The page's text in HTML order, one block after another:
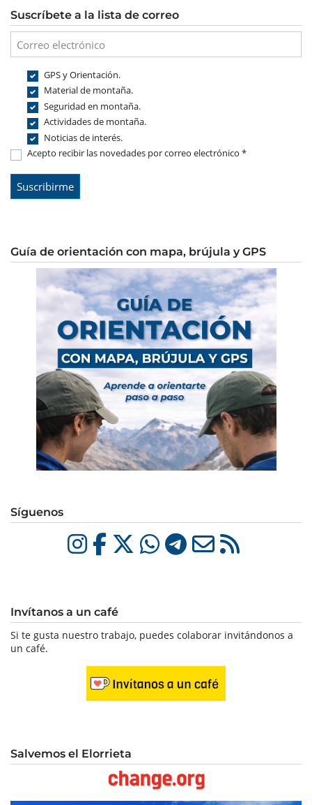
Suscríbete a la lista de correo
GPS y Orientación.
Material de montaña.
Seguridad en montaña.
Actividades de montaña.
Noticias de interés.
Acepto recibir las novedades por correo electrónico *
Guía de orientación con mapa, brújula y GPS
Síguenos
Invítanos a un café
Si te gusta nuestro trabajo, puedes colaborar invitándonos a
un café.
Salvemos el Elorrieta